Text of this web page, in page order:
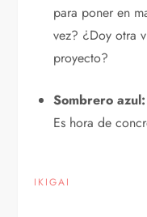
para poner en
vez? ¿Doy otra
proyecto?
Sombrero azul:
Es hora de
IKIGAI